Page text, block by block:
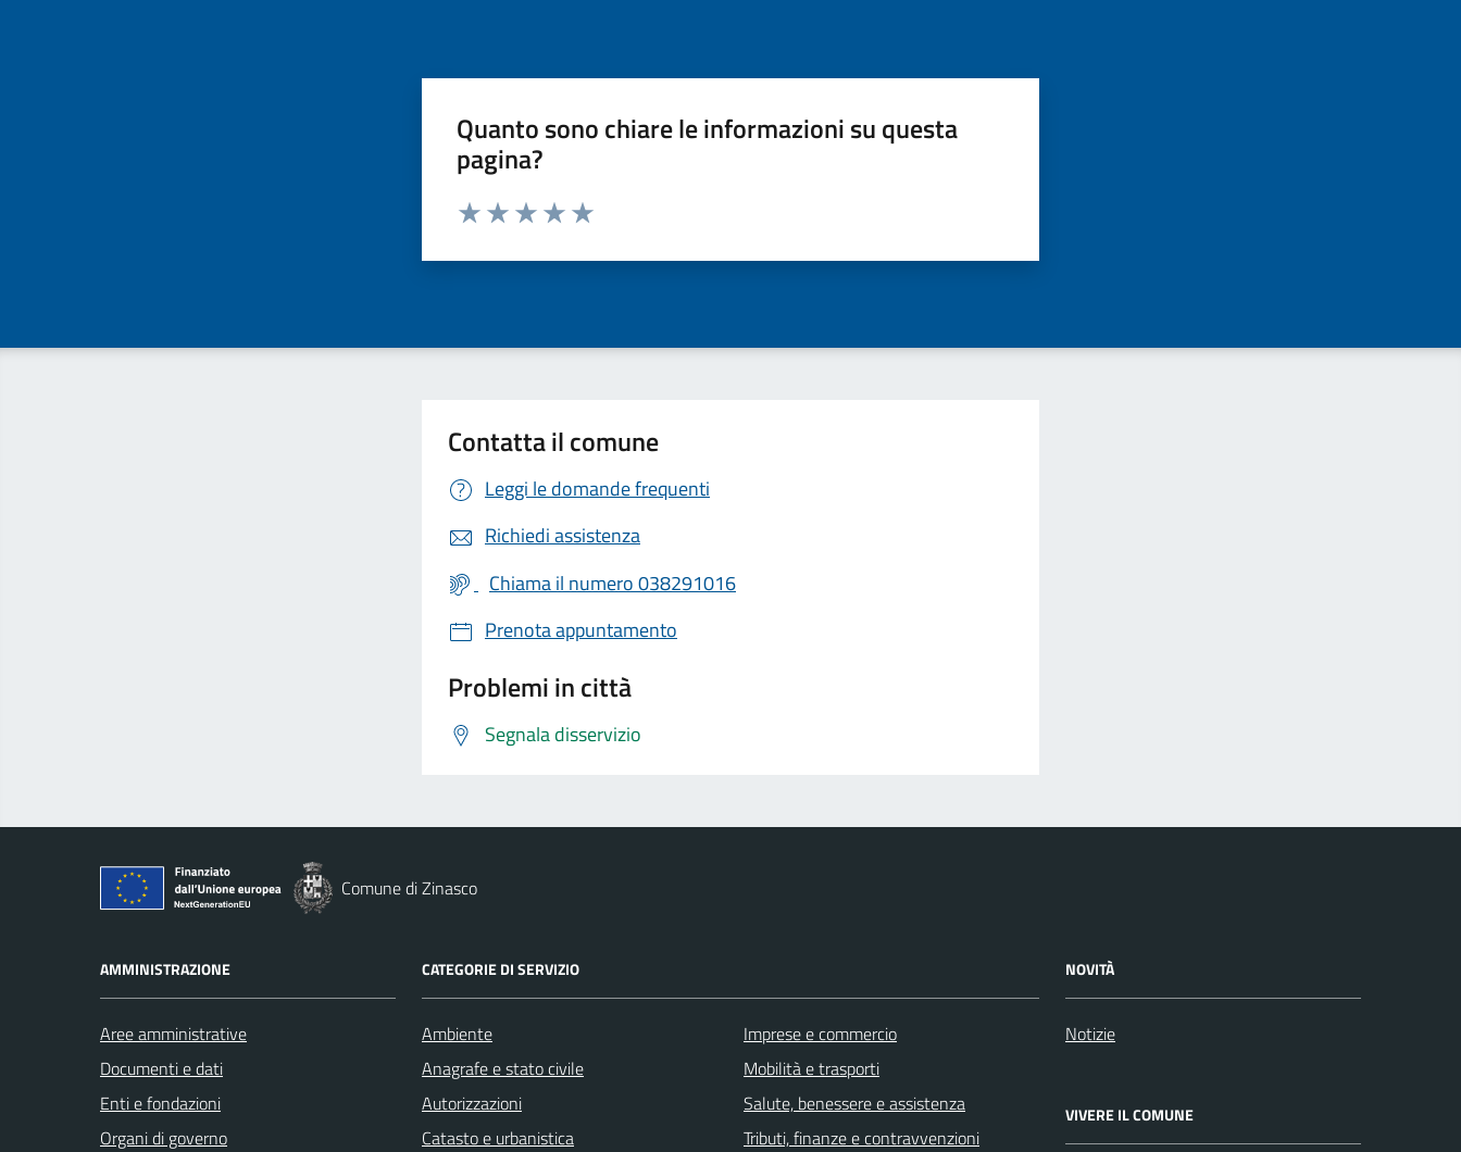
Quanto sono chiare le informazioni su questa
pagina?
Valuta da 1 a 5 stelle la pagina
Contatta il comune
Leggi le domande frequenti
Richiedi assistenza
Chiama il numero 038291016
Prenota appuntamento
Problemi in città
Segnala disservizio
Comune di Zinasco
AMMINISTRAZIONE
Aree amministrative
Documenti e dati
Enti e fondazioni
Organi di governo
CATEGORIE DI SERVIZIO
Ambiente
Anagrafe e stato civile
Autorizzazioni
Catasto e urbanistica
Imprese e commercio
Mobilità e trasporti
Salute, benessere e assistenza
Tributi, finanze e contravvenzioni
NOVITÀ
Notizie
VIVERE IL COMUNE